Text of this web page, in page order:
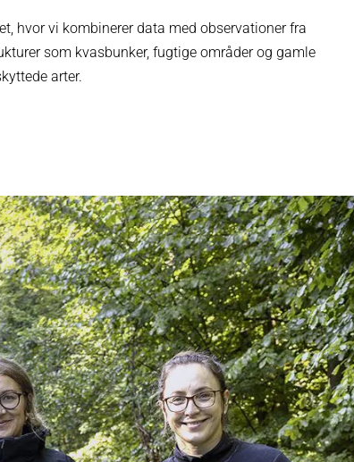
hvor vi kombinerer data med observationer fra
som kvasbunker, fugtige områder og gamle
arter.